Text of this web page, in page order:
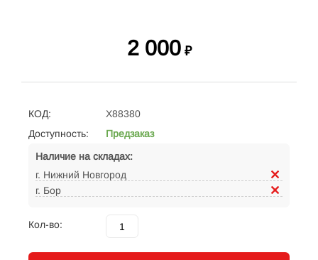
2 000 ₽
КОД:
X88380
Доступность:
Предзаказ
Наличие на складах:
г. Нижний Новгород
г. Бор
Кол-во: